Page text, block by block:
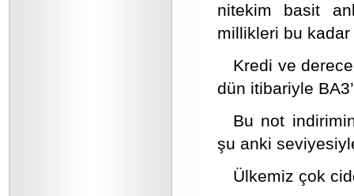
nitekim basit
millikleri bu
Kredi ve
dün itibariyle
Bu not
şu anki
Ülkemiz çok